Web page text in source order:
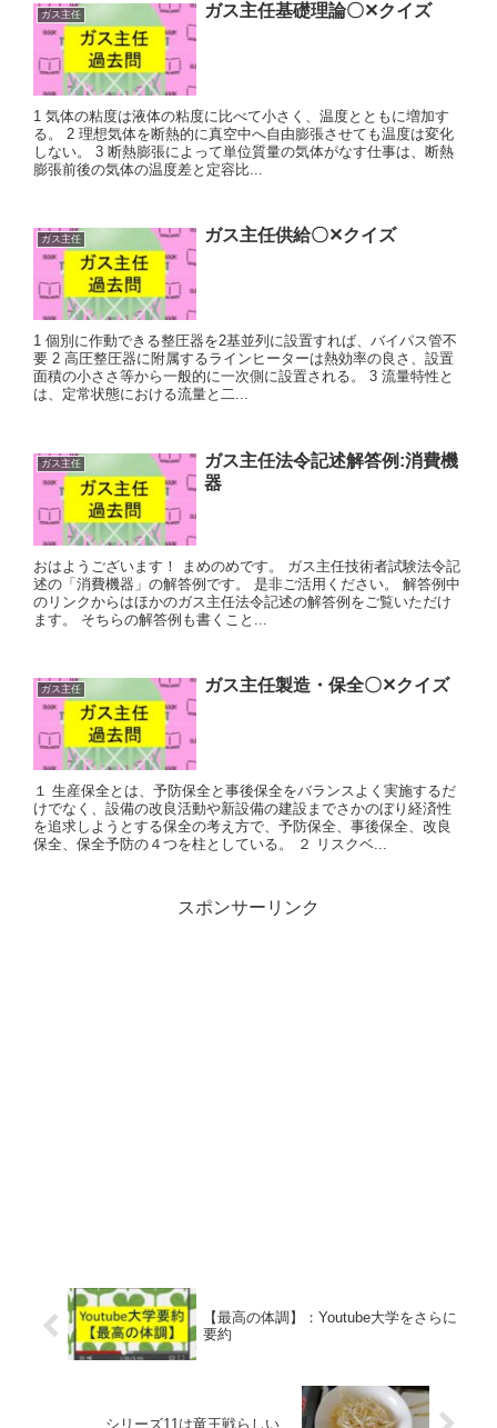
ガス主任 ガス主任基礎理論〇✕クイズ
1 気体の粘度は液体の粘度に比べて小さく、温度とともに増加す
る。 2 理想気体を断熱的に真空中へ自由膨張させても温度は変化
しない。 3 断熱膨張によって単位質量の気体がなす仕事は、断熱
膨張前後の気体の温度差と定容比...
ガス主任 ガス主任供給〇✕クイズ
1 個別に作動できる整圧器を2基並列に設置すれば、バイパス管不
要 2 高圧整圧器に附属するラインヒーターは熱効率の良さ、設置
面積の小ささ等から一般的に一次側に設置される。 3 流量特性と
は、定常状態における流量と二...
ガス主任
ガス主任法令記述解答例:消費機
器
おはようございます！ まめのめです。 ガス主任技術者試験法令記
述の「消費機器」の解答例です。 是非ご活用ください。 解答例中
のリンクからはほかのガス主任法令記述の解答例をご覧いただけ
ます。 そちらの解答例も書くこと...
ガス主任 ガス主任製造・保全〇✕クイズ
１ 生産保全とは、予防保全と事後保全をバランスよく実施するだ
けでなく、設備の改良活動や新設備の建設までさかのぼり経済性
を追求しようとする保全の考え方で、予防保全、事後保全、改良
保全、保全予防の４つを柱としている。 ２ リスクベ...
スポンサーリンク
【最高の体調】：Youtube大学をさらに
要約
シリーズ11は竜王戦らしい…